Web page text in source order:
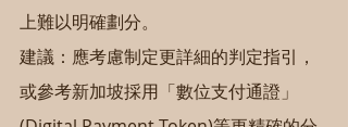
上難以明確劃分。
建議：應考慮制定更詳細的判定指引，
或參考新加坡採用「數位支付通證」